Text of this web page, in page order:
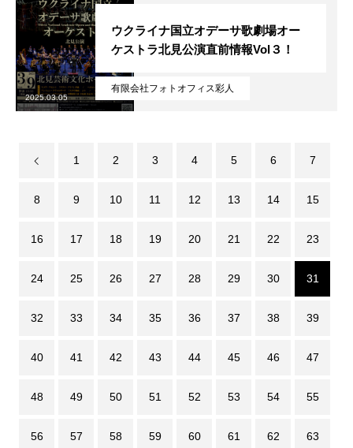
有限会社フォトオフィス彩人
ウクライナ国立オデーサ歌劇場オー
ケストラ北見公演直前情報Vol３！
2025.03.05
1 2 3 4 5 6 7
8 9 10 11 12 13 14 15
16 17 18 19 20 21 22 23
24 25 26 27 28 29 30 31
32 33 34 35 36 37 38 39
40 41 42 43 44 45 46 47
48 49 50 51 52 53 54 55
56 57 58 59 60 61 62 63